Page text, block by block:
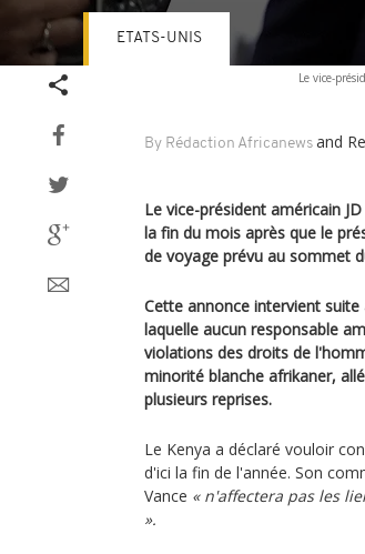
Le vice-
By Rédaction Africanews and
ETATS-UNIS
Le vice-président américain
la fin du mois après que le
de voyage prévu au sommet
Cette annonce intervient
laquelle aucun responsable
violations des droits de
minorité blanche afrikaner,
plusieurs reprises.
Le Kenya a déclaré vouloir
d'ici la fin de l'année. Son
Vance « n'affectera pas les
».